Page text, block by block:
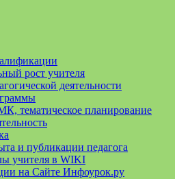
рост учителя
деятельности
тематическое планирование
и публикации педагога
учителя в WIKI
на Сайте Инфоурок.ру